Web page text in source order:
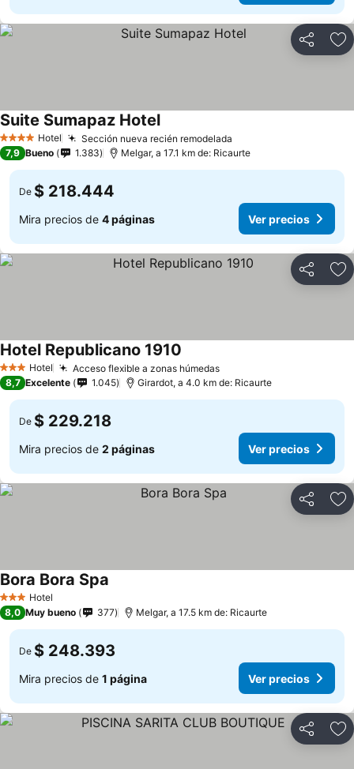
Compartir
4 EstrellasHotel Sección nueva recién remodelada
Suite Sumapaz Hotel
7,9 Bueno 1.383 Melgar, a 17.1 km de: Ricaurte
De $ 218.444
Mira precios de 4 páginas Ver precios
Compartir
3 Estrellas
Hotel Acceso flexible a zonas húmedas
Hotel Republicano 1910
8,7 Excelente 1.045 Girardot, a 4.0 km de: Ricaurte
De $ 229.218
Mira precios de 2 páginas Ver precios
Compartir
3 Estrellas
Hotel
Bora Bora Spa
8,0 Muy bueno 377 Melgar, a 17.5 km de: Ricaurte
De $ 248.393
Mira precios de 1 página Ver precios
Compartir